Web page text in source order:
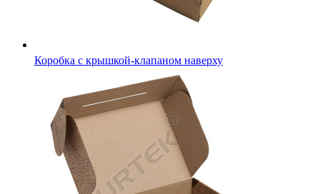
Коробка с крышкой-клапаном наверху